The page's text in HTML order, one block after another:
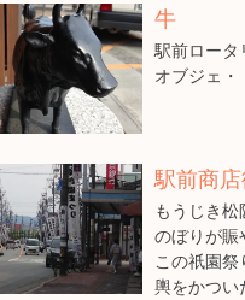
牛
駅前ロータ
オブジェ
駅前商
もうじき
のぼりが賑
この祇園
輿をかつ